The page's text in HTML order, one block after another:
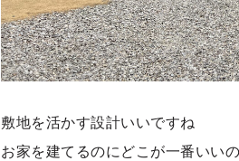
敷地を活かす設計いいですね
お家を建てるのにどこが一番いい